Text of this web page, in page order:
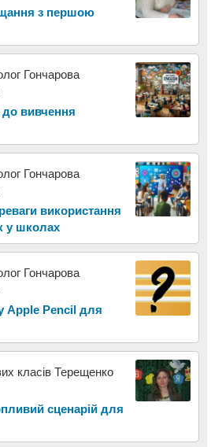
з першою
Гончарова
до вивчення
Гончарова
використання
у школах
Гончарова
Apple Pencil для
класів Терещенко
сценарій для